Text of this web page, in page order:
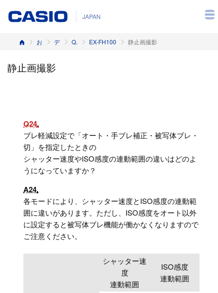
JAPAN
ホーム お客様サポート デジタルカメラ Q&A（よくある質問と答え） EX-FH100 静止画撮影
静止画撮影
Q24
ブレ軽減設定で「オート・手ブレ補正・被写体ブレ・
切」を指定したときの
シャッター速度やISO感度の連動範囲の違いはどのよ
うになっていますか？
A24
各モードにより、シャッター速度とISO感度の連動範
囲に違いがあります。ただし、ISO感度をオート以外
に設定すると被写体ブレ機能が働かなくなりますので
ご注意ください。
シャッター速
度
連動範囲
ISO感度
連動範囲